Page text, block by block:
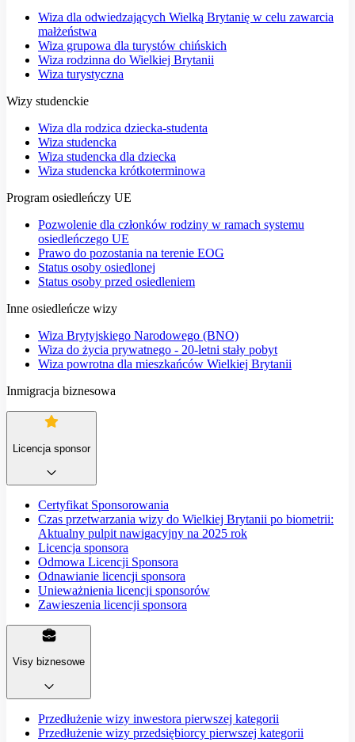
Wiza dla odwiedzających Wielką Brytanię w celu zawarcia
małżeństwa
Wiza grupowa dla turystów chińskich
Wiza rodzinna do Wielkiej Brytanii
Wiza turystyczna
Wizy studenckie
Wiza dla rodzica dziecka-studenta
Wiza studencka
Wiza studencka dla dziecka
Wiza studencka krótkoterminowa
Program osiedleńczy UE
Pozwolenie dla członków rodziny w ramach systemu
osiedleńczego UE
Prawo do pozostania na terenie EOG
Status osoby osiedlonej
Status osoby przed osiedleniem
Inne osiedleńcze wizy
Wiza Brytyjskiego Narodowego (BNO)
Wiza do życia prywatnego - 20-letni stały pobyt
Wiza powrotna dla mieszkańców Wielkiej Brytanii
Inmigracja biznesowa
Licencja sponsor
Certyfikat Sponsorowania
Czas przetwarzania wizy do Wielkiej Brytanii po biometrii:
Aktualny pulpit nawigacyjny na 2025 rok
Licencja sponsora
Odmowa Licencji Sponsora
Odnawianie licencji sponsora
Unieważnienia licencji sponsorów
Zawieszenia licencji sponsora
Visy biznesowe
Przedłużenie wizy inwestora pierwszej kategorii
Przedłużenie wizy przedsiębiorcy pierwszej kategorii